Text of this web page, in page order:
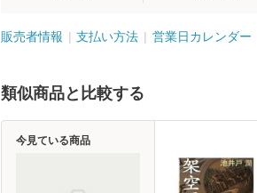
販売者情報 支払い方法 営業日カレンダー
類似商品と比較する
今見ている商品